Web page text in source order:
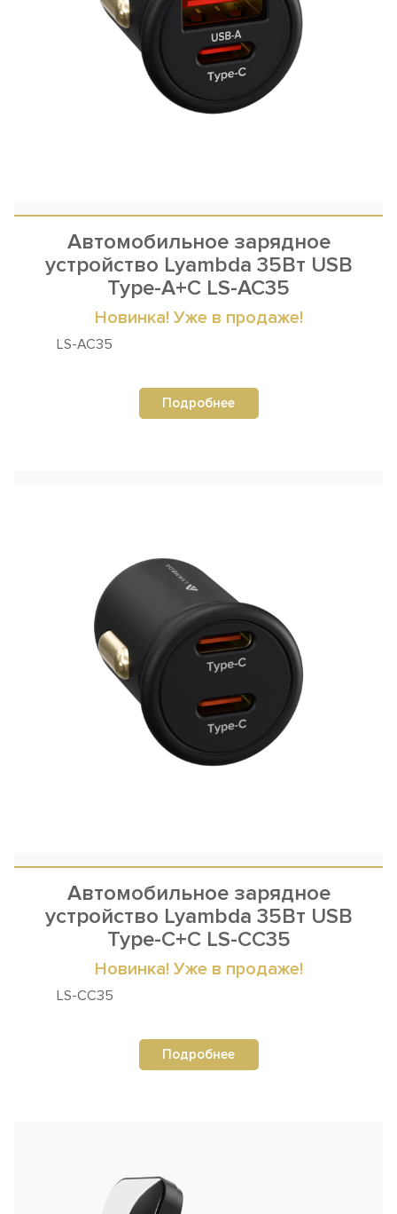
Автомобильное зарядное
устройство Lyambda 35Вт USB
Type-A+С LS-AC35
Новинка! Уже в продаже!
LS-AC35
Подробнее
Автомобильное зарядное
устройство Lyambda 35Вт USB
Type-С+С LS-СC35
Новинка! Уже в продаже!
LS-СC35
Подробнее